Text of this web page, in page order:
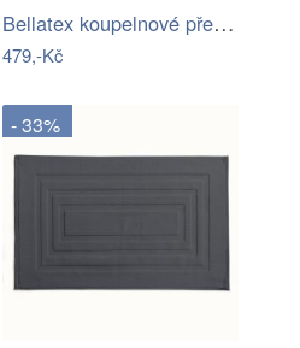
Bellatex koupelnové předložky 3D tisk…
479,-Kč
- 33%